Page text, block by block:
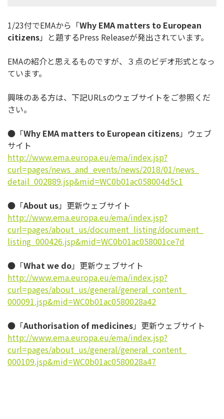
1/23付でEMAから「Why EMA matters to European
citizens」と題するPress Releaseが発出されています。
EMAの紹介と思えるものですが、 ３点のビデオ形式となっ
ています。
興味のある方は、下記URLsのウェブサイトをご参照くだ
さい。
●「Why EMA matters to European citizens」ウェブ
サイト
http://www.ema.europa.eu/ema/index.jsp?
curl=pages/news_and_ events/news/2018/01/news_
detail_002889.jsp&mid=WC0b01ac058004d5c1
●「About us」更新ウェブサイト
http://www.ema.europa.eu/ema/index.jsp?
curl=pages/about_us/document_listing/document_
listing_000426.jsp&mid=WC0b01ac058001ce7d
●「What we do」更新ウェブサイト
http://www.ema.europa.eu/ema/index.jsp?
curl=pages/about_us/general/general_content_
000091.jsp&mid=WC0b01ac0580028a42
●「Authorisation of medicines」更新ウェブサイト
http://www.ema.europa.eu/ema/index.jsp?
curl=pages/about_us/general/general_content_
000109.jsp&mid=WC0b01ac0580028a47